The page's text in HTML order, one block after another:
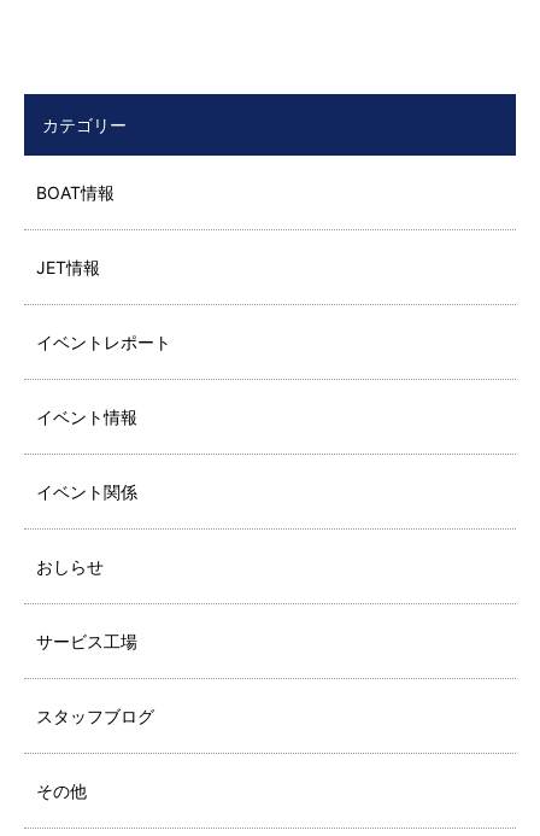
カテゴリー
BOAT情報
JET情報
イベントレポート
イベント情報
イベント関係
おしらせ
サービス工場
スタッフブログ
その他